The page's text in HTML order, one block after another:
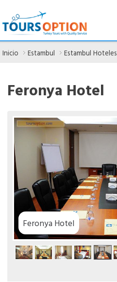
Inicio Estambul Estambul Hoteles
Feronya Hotel